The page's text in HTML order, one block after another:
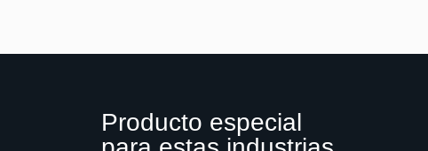
Producto especial